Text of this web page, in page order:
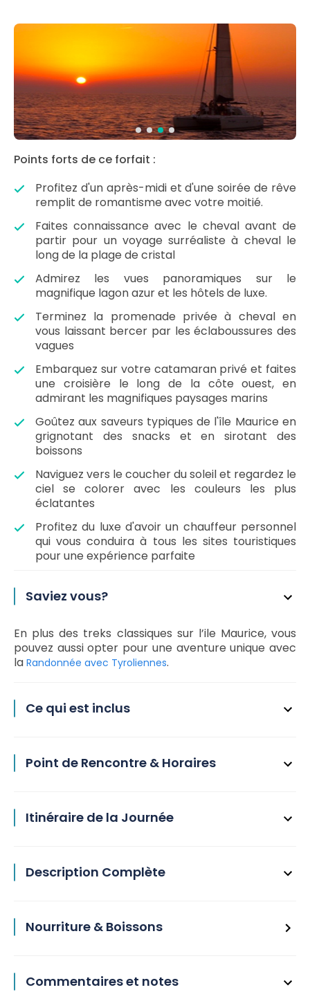
Points forts de ce forfait :
Profitez d'un après-midi et d'une soirée de rêve
remplit de romantisme avec votre moitié.
Faites connaissance avec le cheval avant de
partir pour un voyage surréaliste à cheval le
long de la plage de cristal
Admirez les vues panoramiques sur le
magnifique lagon azur et les hôtels de luxe.
Terminez la promenade privée à cheval en
vous laissant bercer par les éclaboussures des
vagues
Embarquez sur votre catamaran privé et faites
une croisière le long de la côte ouest, en
admirant les magnifiques paysages marins
Goûtez aux saveurs typiques de l'île Maurice en
grignotant des snacks et en sirotant des
boissons
Naviguez vers le coucher du soleil et regardez le
ciel se colorer avec les couleurs les plus
éclatantes
Profitez du luxe d'avoir un chauffeur personnel
qui vous conduira à tous les sites touristiques
pour une expérience parfaite
Saviez vous?
En plus des treks classiques sur l’ile Maurice, vous
pouvez aussi opter pour une aventure unique avec
la Randonnée avec Tyroliennes.
Ce qui est inclus
Point de Rencontre & Horaires
Itinéraire de la Journée
Description Complète
Nourriture & Boissons
Commentaires et notes